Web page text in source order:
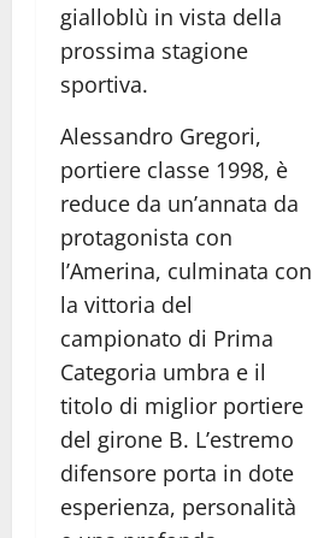
gialloblù in vista della
prossima stagione
sportiva.
Alessandro Gregori,
portiere classe 1998, è
reduce da un’annata da
protagonista con
l’Amerina, culminata con
la vittoria del
campionato di Prima
Categoria umbra e il
titolo di miglior portiere
del girone B. L’estremo
difensore porta in dote
esperienza, personalità